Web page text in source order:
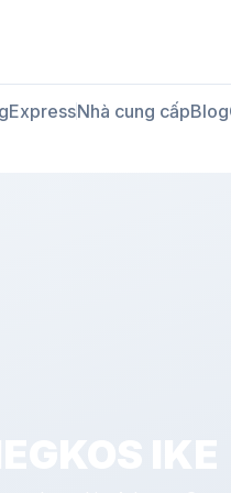
ExpressNhà cung cấpBlog